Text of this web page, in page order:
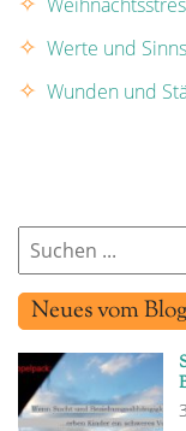
Werte und
Wunden und
Neues vom Blog